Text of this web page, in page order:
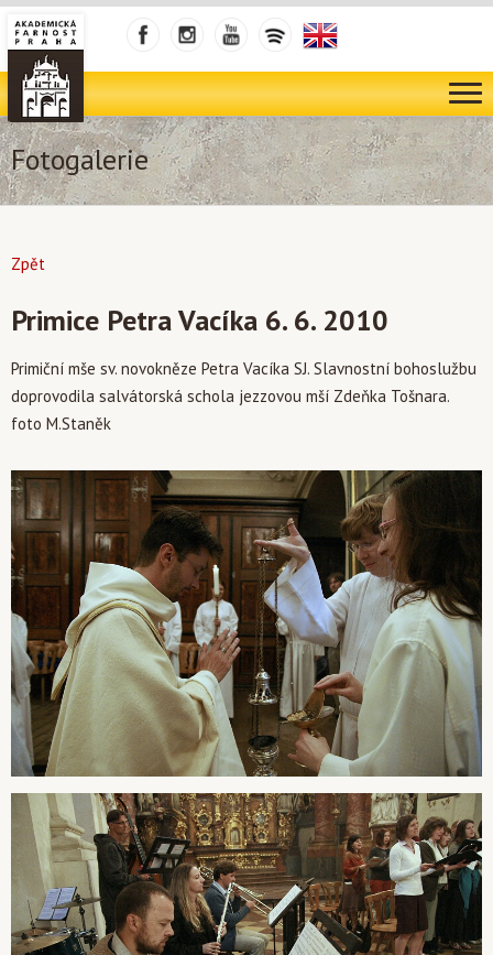
Fotogalerie
Zpět
Primice Petra Vacíka 6. 6. 2010
Primiční mše sv. novokněze Petra Vacíka SJ. Slavnostní bohoslužbu
doprovodila salvátorská schola jezzovou mší Zdeňka Tošnara.
foto M.Staněk